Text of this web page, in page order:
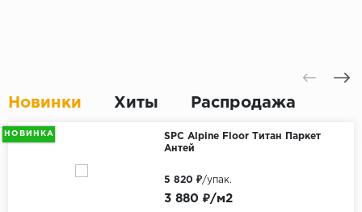
Новинки Хиты Распродажа
НОВИНКА
SPC Alpine Floor Титан Паркет
Антей
3 880 ₽/м2
5 820 ₽/упак.